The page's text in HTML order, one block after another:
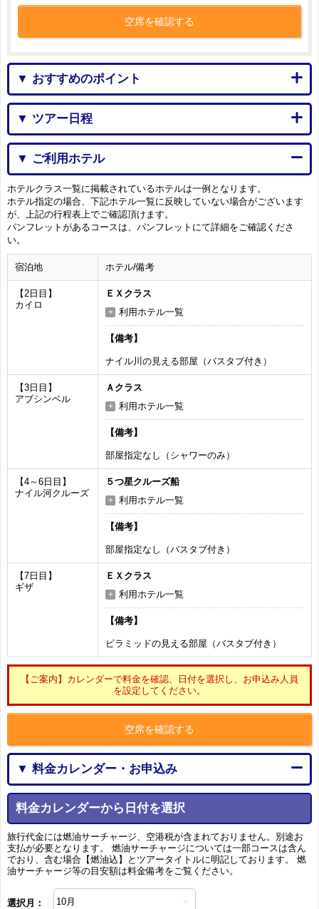
空席を確認する
▼ おすすめのポイント
▼ ツアー日程
▼ ご利用ホテル
ホテルクラス一覧に掲載されているホテルは一例となります。
ホテル指定の場合、下記ホテル一覧に反映していない場合がございます
が、上記の行程表上でご確認頂けます。
パンフレットがあるコースは、パンフレットにて詳細をご確認くださ
い。
宿泊地 ホテル/備考
【2日目】
カイロ
ＥＸクラス
利用ホテル一覧
【備考】
ナイル川の見える部屋（バスタブ付き）
【3日目】
アブシンベル
Ａクラス
利用ホテル一覧
【備考】
部屋指定なし（シャワーのみ）
【4～6日目】
ナイル河クルーズ
５つ星クルーズ船
利用ホテル一覧
【備考】
部屋指定なし（バスタブ付き）
【7日目】
ギザ
ＥＸクラス
利用ホテル一覧
【備考】
ピラミッドの見える部屋（バスタブ付き）
【ご案内】カレンダーで料金を確認、日付を選択し、お申込み人員
を設定してください。
空席を確認する
▼ 料金カレンダー・お申込み
料金カレンダーから日付を選択
旅行代金には燃油サーチャージ、空港税が含まれておりません。別途お
支払が必要となります。 燃油サーチャージについては一部コースは含ん
でおり、含む場合【燃油込】とツアータイトルに明記しております。 燃
油サーチャージ等の目安額は料金備考をご覧ください。
選択月：